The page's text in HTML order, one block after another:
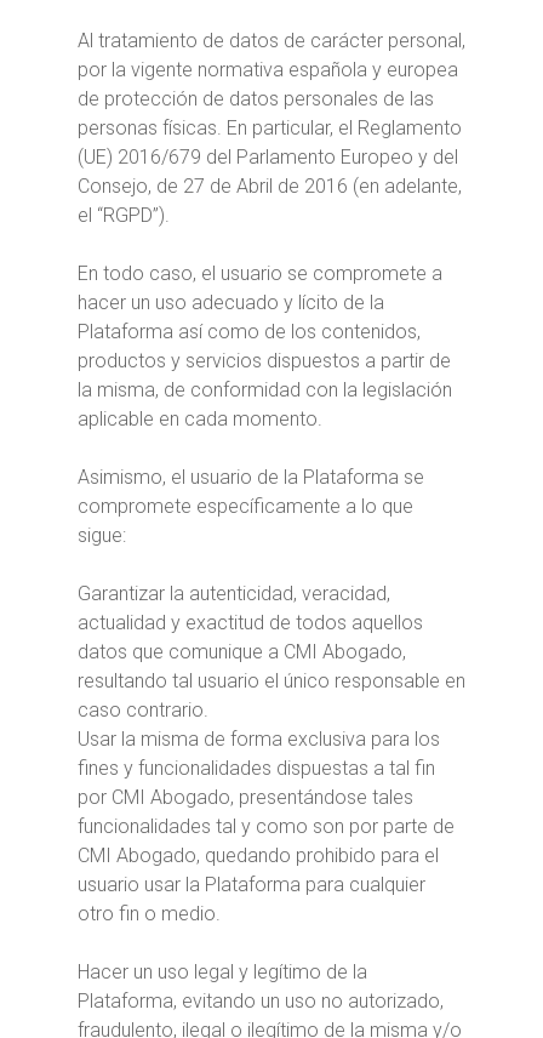
Al tratamiento de datos de carácter personal,
por la vigente normativa española y europea
de protección de datos personales de las
personas físicas. En particular, el Reglamento
(UE) 2016/679 del Parlamento Europeo y del
Consejo, de 27 de Abril de 2016 (en adelante,
el “RGPD”).
En todo caso, el usuario se compromete a
hacer un uso adecuado y lícito de la
Plataforma así como de los contenidos,
productos y servicios dispuestos a partir de
la misma, de conformidad con la legislación
aplicable en cada momento.
Asimismo, el usuario de la Plataforma se
compromete específicamente a lo que
sigue:
Garantizar la autenticidad, veracidad,
actualidad y exactitud de todos aquellos
datos que comunique a CMI Abogado,
resultando tal usuario el único responsable en
caso contrario.
Usar la misma de forma exclusiva para los
fines y funcionalidades dispuestas a tal fin
por CMI Abogado, presentándose tales
funcionalidades tal y como son por parte de
CMI Abogado, quedando prohibido para el
usuario usar la Plataforma para cualquier
otro fin o medio.
Hacer un uso legal y legítimo de la
Plataforma, evitando un uso no autorizado,
fraudulento, ilegal o ilegítimo de la misma y/o